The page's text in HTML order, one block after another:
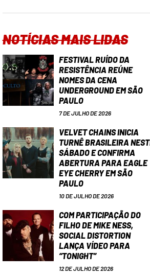
NOTÍCIAS MAIS LIDAS
FESTIVAL RUÍDO DA
RESISTÊNCIA REÚNE
NOMES DA CENA
UNDERGROUND EM SÃO
PAULO
7 DE JULHO DE 2026
VELVET CHAINS INICIA
TURNÊ BRASILEIRA
SÁBADO E CONFIRMA
ABERTURA PARA EAGLE
EYE CHERRY EM SÃO
PAULO
10 DE JULHO DE 2026
COM PARTICIPAÇÃO DO
FILHO DE MIKE NESS,
SOCIAL DISTORTION
LANÇA VÍDEO PARA
“TONIGHT”
12 DE JULHO DE 2026